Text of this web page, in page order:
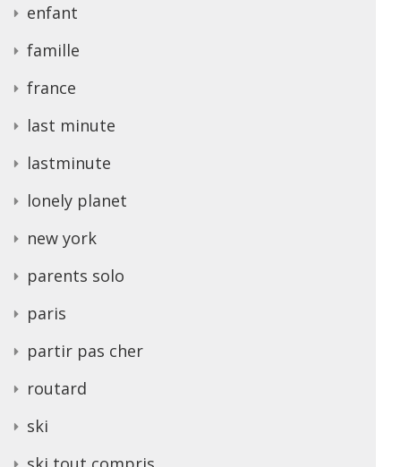
enfant
famille
france
last minute
lastminute
lonely planet
new york
parents solo
paris
partir pas cher
routard
ski